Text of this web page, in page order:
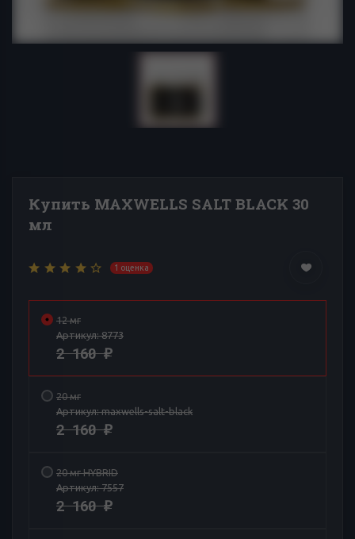
Купить MAXWELLS SALT BLACK 30
мл
1 оценка
12 мг
Артикул:8773
2 160₽
20 мг
Артикул:maxwells-salt-black
2 160₽
20 мг HYBRID
Артикул:7557
2 160₽